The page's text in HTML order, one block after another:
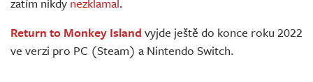
Return to Monkey Island vyjde ještě do konce roku 2022
ve verzi pro PC (Steam) a Nintendo Switch.